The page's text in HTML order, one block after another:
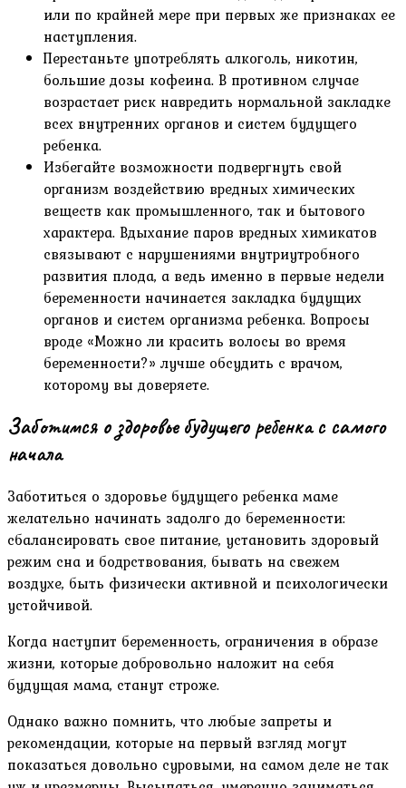
или по крайней мере при первых же признаках ее
наступления.
Перестаньте употреблять алкоголь, никотин,
большие дозы кофеина. В противном случае
возрастает риск навредить нормальной закладке
всех внутренних органов и систем будущего
ребенка.
Избегайте возможности подвергнуть свой
организм воздействию вредных химических
веществ как промышленного, так и бытового
характера. Вдыхание паров вредных химикатов
связывают с нарушениями внутриутробного
развития плода, а ведь именно в первые недели
беременности начинается закладка будущих
органов и систем организма ребенка. Вопросы
вроде «Можно ли красить волосы во время
беременности?» лучше обсудить с врачом,
которому вы доверяете.
Заботимся о здоровье будущего ребенка с самого
начала
Заботиться о здоровье будущего ребенка маме
желательно начинать задолго до беременности:
сбалансировать свое питание, установить здоровый
режим сна и бодрствования, бывать на свежем
воздухе, быть физически активной и психологически
устойчивой.
Когда наступит беременность, ограничения в образе
жизни, которые добровольно наложит на себя
будущая мама, станут строже.
Однако важно помнить, что любые запреты и
рекомендации, которые на первый взгляд могут
показаться довольно суровыми, на самом деле не так